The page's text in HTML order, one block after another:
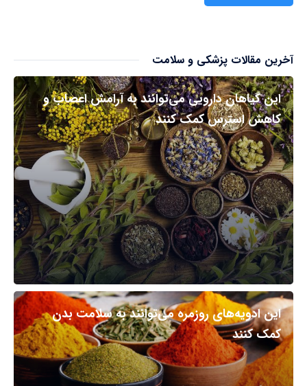
آخرین مقالات پزشکی و سلامت
این گیاهان دارویی می‌توانند به آرامش اعصاب و
کاهش استرس کمک کنند
این ادویه‌های روزمره می‌توانند به سلامت بدن
کمک کنند